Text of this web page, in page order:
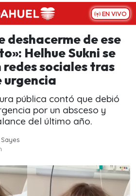
EN VIVO
deshacerme de ese
Helhue Sukni se
sociales tras
urgencia
pública contó que debió
por un absceso y
del último año.